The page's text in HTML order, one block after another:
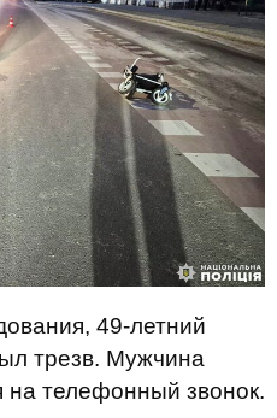
49-летний
трезв. Мужчина
на телефонный звонок.